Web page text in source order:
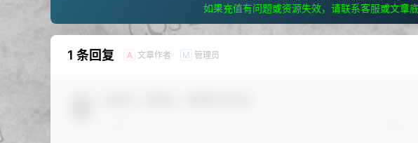
如果充值有问题或资源失效，请联系客服或文章底
1 条回复 A 文章作者 M 管理员